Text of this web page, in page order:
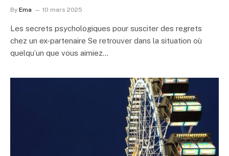
By Ema 10 mars 2025
Les secrets psychologiques pour susciter des regrets
chez un ex-partenaire Se retrouver dans la situation où
quelqu’un que vous aimiez…